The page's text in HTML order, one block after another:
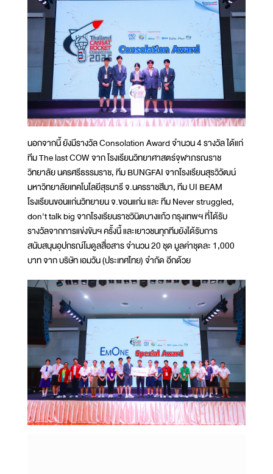
นอกจากนี้ ยังมีรางวัล Consolation Award จำนวน 4 รางวัล ได้แก่
ทีม The last COW จาก โรงเรียนวิทยาศาสตร์จุฬาภรณราช
วิทยาลัย นครศรีธรรมราช, ทีม BUNGFAI จากโรงเรียนสุรวิวัฒน์
มหาวิทยาลัยเทคโนโลยีสุรนารี จ.นครราชสีมา, ทีม UI BEAM
โรงเรียนขอนแก่นวิทยายน จ.ขอนแก่น และ ทีม Never struggled,
don't talk big จากโรงเรียนราชวินิตบางแก้ว กรุงเทพฯ ที่ได้รับ
รางวัลจากการแข่งขันฯ ครั้งนี้ และเยาวชนทุกทีมยังได้รับการ
สนับสนุนอุปกรณ์โมดูลสื่อสาร จำนวน 20 ชุด มูลค่าชุดละ 1,000
บาท จาก บริษัท เอมวัน (ประเทศไทย) จำกัด อีกด้วย